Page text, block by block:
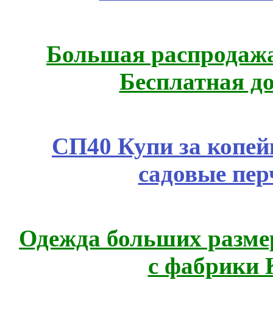
Большая
Бесплатная
СП40 Купи за
садовые
Одежда больших
с фабрики